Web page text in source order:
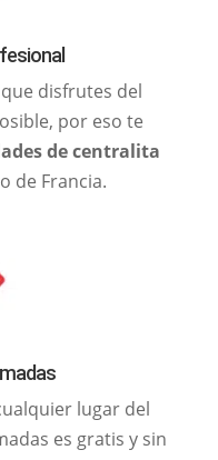
disfrutes del
por eso te
de centralita
de Francia.
lugar del
es gratis y sin